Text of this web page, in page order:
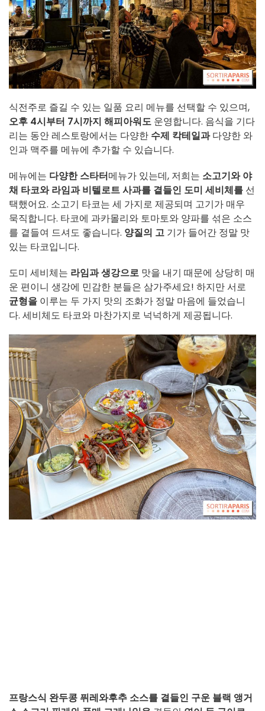
식전주로 즐길 수 있는 일품 요리 메뉴를 선택할 수 있으며,
오후 4시부터 7시까지 해피아워도 운영합니다. 음식을 기다
리는 동안 레스토랑에서는 다양한 수제 칵테일과다양한 와
인과 맥주를 메뉴에 추가할 수 있습니다.
메뉴에는 다양한 스타터메뉴가 있는데, 저희는 소고기와 야
채 타코와 라임과 비텔로트 사과를 곁들인 도미 세비체를 선
택했어요. 소고기 타코는 세 가지로 제공되며 고기가 매우
묵직합니다. 타코에 과카몰리와 토마토와 양파를 섞은 소스
를 곁들여 드셔도 좋습니다. 양질의 고 기가 들어간 정말 맛
있는 타코입니다.
도미 세비체는 라임과 생강으로 맛을 내기 때문에 상당히 매
운 편이니 생강에 민감한 분들은 삼가주세요! 하지만 서로
균형을 이루는 두 가지 맛의 조화가 정말 마음에 들었습니
다. 세비체도 타코와 마찬가지로 넉넉하게 제공됩니다.
프랑스식 완두콩 퓌레와후추 소스를 곁들인 구운 블랙 앵거